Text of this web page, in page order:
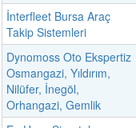
İnterfleet Bursa Araç
Takip Sistemleri
Dynomoss Oto Ekspertiz
Osmangazi, Yıldırım,
Nilüfer, İnegöl,
Orhangazi, Gemlik